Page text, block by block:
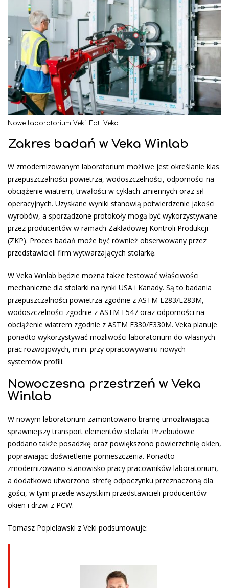
Nowe laboratorium Veki. Fot. Veka
Zakres badań w Veka Winlab
W zmodernizowanym laboratorium możliwe jest określanie klas
przepuszczalności powietrza, wodoszczelności, odporności na
obciążenie wiatrem, trwałości w cyklach zmiennych oraz sił
operacyjnych. Uzyskane wyniki stanowią potwierdzenie jakości
wyrobów, a sporządzone protokoły mogą być wykorzystywane
przez producentów w ramach Zakładowej Kontroli Produkcji
(ZKP). Proces badań może być również obserwowany przez
przedstawicieli firm wytwarzających stolarkę.
W Veka Winlab będzie można także testować właściwości
mechaniczne dla stolarki na rynki USA i Kanady. Są to badania
przepuszczalności powietrza zgodnie z ASTM E283/E283M,
wodoszczelności zgodnie z ASTM E547 oraz odporności na
obciążenie wiatrem zgodnie z ASTM E330/E330M. Veka planuje
ponadto wykorzystywać możliwości laboratorium do własnych
prac rozwojowych, m.in. przy opracowywaniu nowych
systemów profili.
Nowoczesna przestrzeń w Veka
Winlab
W nowym laboratorium zamontowano bramę umożliwiającą
sprawniejszy transport elementów stolarki. Przebudowie
poddano także posadzkę oraz powiększono powierzchnię okien,
poprawiając doświetlenie pomieszczenia. Ponadto
zmodernizowano stanowisko pracy pracowników laboratorium,
a dodatkowo utworzono strefę odpoczynku przeznaczoną dla
gości, w tym przede wszystkim przedstawicieli producentów
okien i drzwi z PCW.
Tomasz Popielawski z Veki podsumowuje: